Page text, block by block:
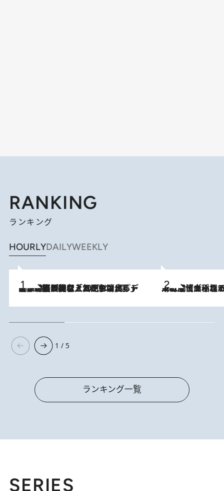
RANKING
ランキング
HOURLYDAILYWEEKLY
2026.8.5
【なぜ吉沢亮は「気配を消せる」のか？】興行収入208億の『国宝』を経て挑むミュージカル『ディア・エヴァン・ハンセン』。トップ俳優が舞台上でさらけ出した“孤独”とは 2026.8.5
下町風情あふれる台北屈指の人気エリア・大稲埕でセンスのいい台湾土産《ヴ
1 / 5
ランキング一覧
SERIES